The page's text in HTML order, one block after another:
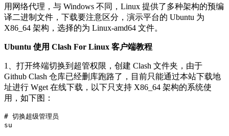
用网络代理，与 Windows 不同，Linux 提供了多种架构的预编
译二进制文件，下载要注意区分，演示平台的 Ubuntu 为
X86_64 架构，选择的为 Linux-amd64 文件。
Ubuntu 使用 Clash For Linux 客户端教程
1、打开终端切换到超管权限，创建 Clash 文件夹，由于
Github Clash 仓库已经删库跑路了，目前只能通过本站下载地
址进行 Wget 在线下载，以下只支持 X86_64 架构的系统使
用，如下图：
# 切换超级管理员
su